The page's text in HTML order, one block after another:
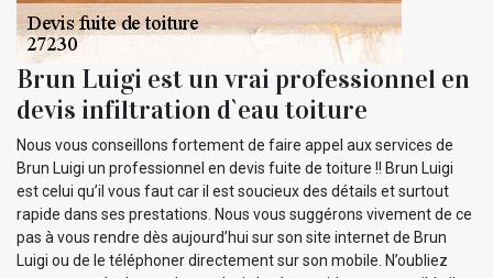
Brun Luigi est un vrai professionnel en
devis infiltration d`eau toiture
Nous vous conseillons fortement de faire appel aux services de
Brun Luigi un professionnel en devis fuite de toiture !! Brun Luigi
est celui qu’il vous faut car il est soucieux des détails et surtout
rapide dans ses prestations. Nous vous suggérons vivement de ce
pas à vous rendre dès aujourd’hui sur son site internet de Brun
Luigi ou de le téléphoner directement sur son mobile. N’oubliez